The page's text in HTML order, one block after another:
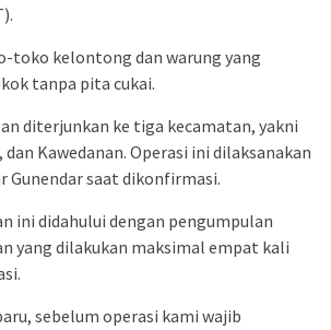
toko kelontong dan warung yang
tanpa pita cukai.
diterjunkan ke tiga kecamatan, yakni
Kawedanan. Operasi ini dilaksanakan
Gunendar saat dikonfirmasi.
ini didahului dengan pengumpulan
yang dilakukan maksimal empat kali
sebelum operasi kami wajib